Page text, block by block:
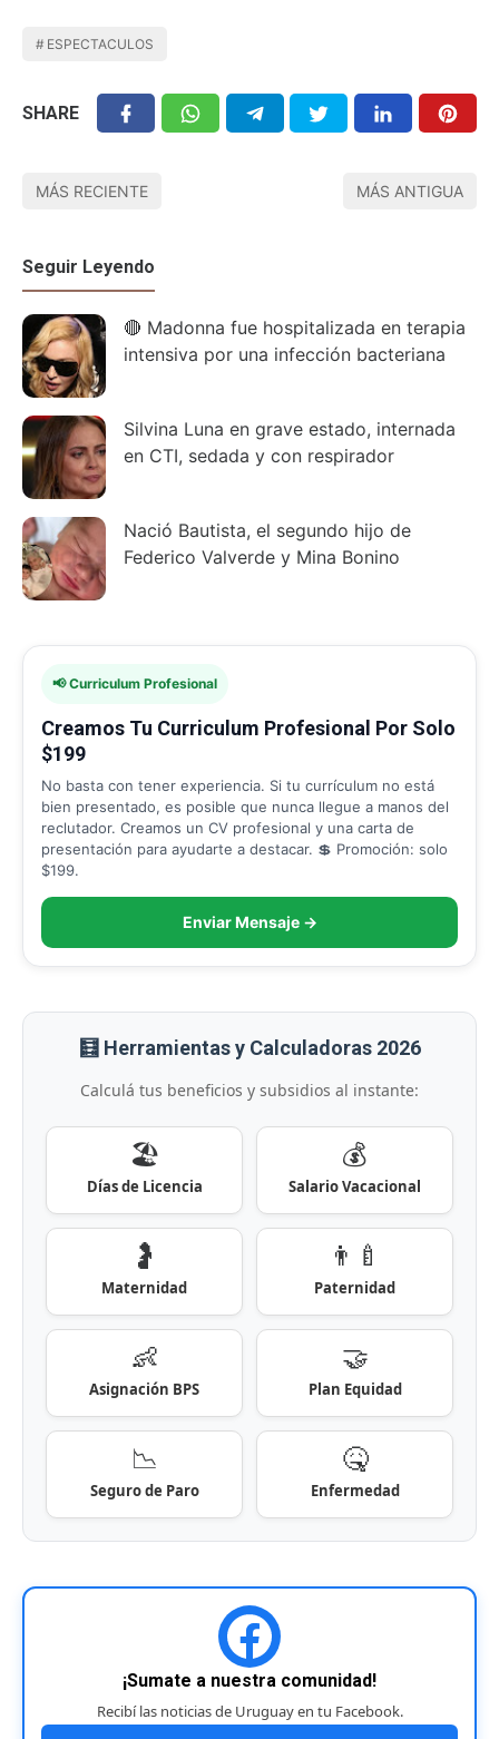
ESPECTACULOS
SHARE
MÁS RECIENTE MÁS ANTIGUA
Seguir Leyendo
🔴 Madonna fue hospitalizada en terapia
intensiva por una infección bacteriana
Silvina Luna en grave estado, internada
en CTI, sedada y con respirador
Nació Bautista, el segundo hijo de
Federico Valverde y Mina Bonino
📢 Curriculum Profesional
Creamos Tu Curriculum Profesional Por Solo
$199
No basta con tener experiencia. Si tu currículum no está
bien presentado, es posible que nunca llegue a manos del
reclutador. Creamos un CV profesional y una carta de
presentación para ayudarte a destacar. 💲 Promoción: solo
$199.
Enviar Mensaje →
🧮 Herramientas y Calculadoras 2026
Calculá tus beneficios y subsidios al instante:
🏖️
Días de Licencia
💰
Salario Vacacional
🤰
Maternidad
👨‍🍼
Paternidad
👶
Asignación BPS
🤝
Plan Equidad
📉
Seguro de Paro
🤒
Enfermedad
¡Sumate a nuestra comunidad!
Recibí las noticias de Uruguay en tu Facebook.